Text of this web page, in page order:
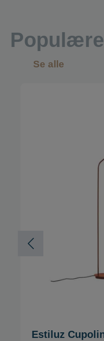
Populære
Se alle
Estiluz